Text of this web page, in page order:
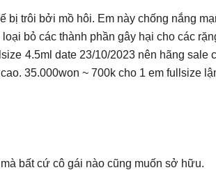
trôi bởi mồ hôi. Em này chống nắng
bỏ các thành phần gây hại cho các
4.5ml date 23/10/2023 nên hãng
35.000won ~ 700k cho 1 em fullsize
bất cứ cô gái nào cũng muốn sở hữu.